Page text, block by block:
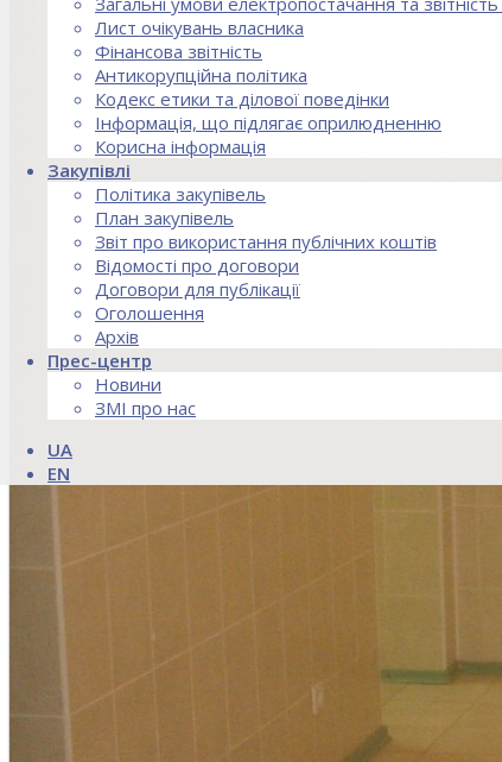
Лист очікувань власника
Фінансова звітність
Антикорупційна політика
Кодекс етики та ділової поведінки
Інформація, що підлягає оприлюдненню
Корисна інформація
Закупівлі
Політика закупівель
План закупівель
Звіт про використання публічних коштів
Відомості про договори
Договори для публікації
Оголошення
Архів
Прес-центр
Новини
ЗМІ про нас
UA
EN